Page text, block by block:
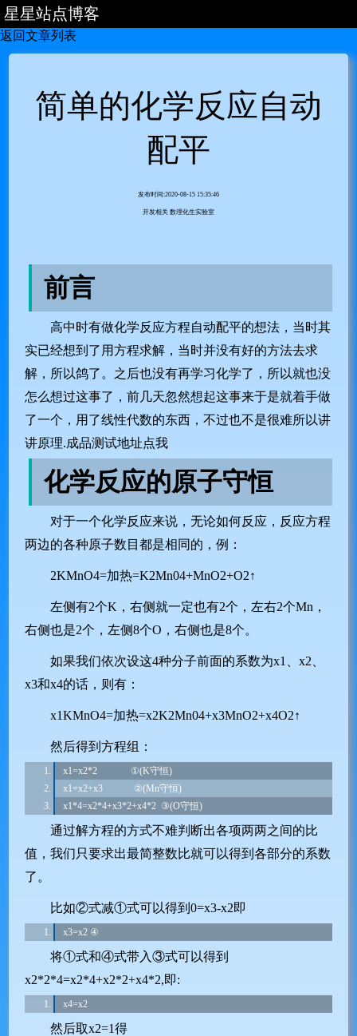
星星站点博客
首页
文章列表
分类列表
返回文章列表
简单的化学反应自动
配平
发布时间:2020-08-15 15:35:46
开发相关 数理化生实验室
前言
高中时有做化学反应方程自动配平的想法，当时其
实已经想到了用方程求解，当时并没有好的方法去求
解，所以鸽了。之后也没有再学习化学了，所以就也没
怎么想过这事了，前几天忽然想起这事来于是就着手做
了一个，用了线性代数的东西，不过也不是很难所以讲
讲原理.成品测试地址点我
化学反应的原子守恒
对于一个化学反应来说，无论如何反应，反应方程
两边的各种原子数目都是相同的，例：
2KMnO4=加热=K2Mn04+MnO2+O2↑
左侧有2个K，右侧就一定也有2个，左右2个Mn，
右侧也是2个，左侧8个O，右侧也是8个。
如果我们依次设这4种分子前面的系数为x1、x2、
x3和x4的话，则有：
x1KMnO4=加热=x2K2Mn04+x3MnO2+x4O2↑
然后得到方程组：
x1=x2*2              ①(K守恒)
x1=x2+x3             ②(Mn守恒)
x1*4=x2*4+x3*2+x4*2  ③(O守恒)
通过解方程的方式不难判断出各项两两之间的比
值，我们只要求出最简整数比就可以得到各部分的系数
了。
比如②式减①式可以得到 0=x3-x2即
x3=x2 ④
将①式和④式带入③式可以得到
x2*2*4=x2*4+x2*2+x4*2,即:
x4=x2
然后取x2=1得